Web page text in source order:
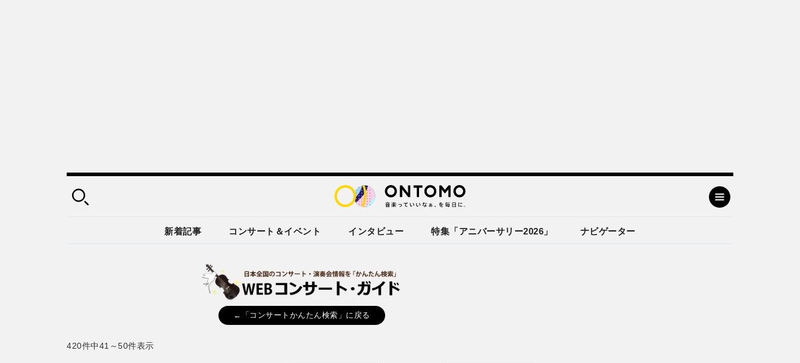
新着記事 コンサート＆イベント インタビュー 特集「アニバーサリー2026」 ナビゲーター
←「コンサートかんたん検索」に戻る
420件中41～50件表示